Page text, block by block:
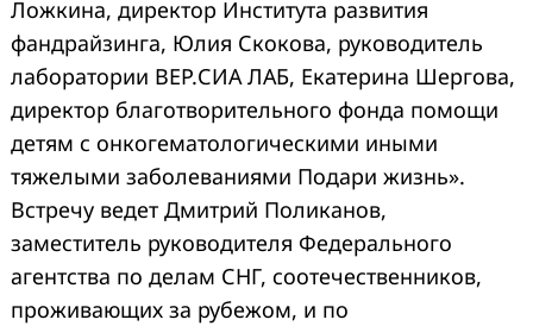
Ложкина, директор Института развития
фандрайзинга, Юлия Скокова, руководитель
лаборатории ВЕР.СИА ЛАБ, Екатерина Шергова,
директор благотворительного фонда помощи
детям с онкогематологическими иными
тяжелыми заболеваниями Подари жизнь».
Встречу ведет Дмитрий Поликанов,
заместитель руководителя Федерального
агентства по делам СНГ, соотечественников,
проживающих за рубежом, и по